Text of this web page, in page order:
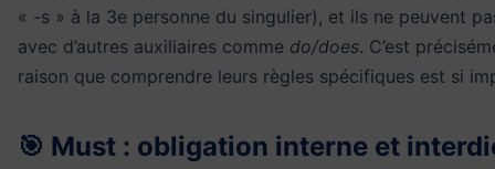
« -s » à la 3e personne du singulier), et ils ne peuvent
avec d’autres auxiliaires comme do/does. C’est
raison que comprendre leurs règles spécifiques est si
🎯 Must : obligation interne et